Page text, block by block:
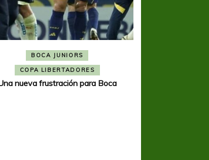
BOCA JUNIORS
COPA LIBERTADORES
nueva frustración para Boca